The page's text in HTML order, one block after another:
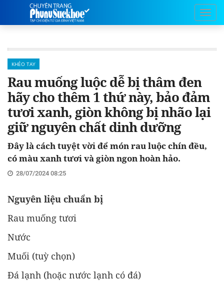
KHÉO TAY
Rau muống luộc dễ bị thâm đen
hãy cho thêm 1 thứ này, bảo đảm
tươi xanh, giòn không bị nhão lại
giữ nguyên chất dinh dưỡng
Đây là cách tuyệt vời để món rau luộc chín đều,
có màu xanh tươi và giòn ngon hoàn hảo.
28/07/2024 08:25
Nguyên liệu chuẩn bị
Rau muống tươi
Nước
Muối (tuỳ chọn)
Đá lạnh (hoặc nước lạnh có đá)